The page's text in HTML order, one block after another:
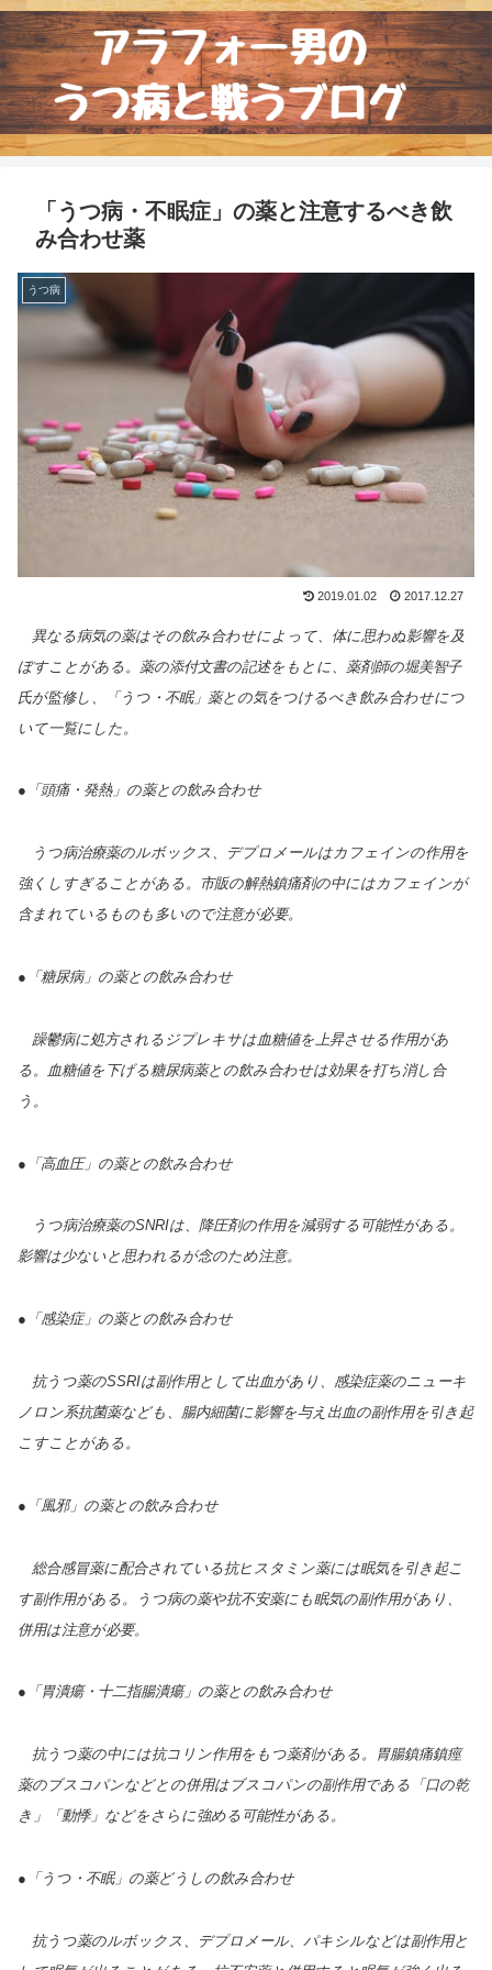
「うつ病・不眠症」の薬と注意するべき飲
み合わせ薬
うつ病
2019.01.02 2017.12.27
異なる病気の薬はその飲み合わせによって、体に思わぬ影響を及
ぼすことがある。薬の添付文書の記述をもとに、薬剤師の堀美智子
氏が監修し、「うつ・不眠」薬との気をつけるべき飲み合わせにつ
いて一覧にした。
●「頭痛・発熱」の薬との飲み合わせ
うつ病治療薬のルボックス、デプロメールはカフェインの作用を
強くしすぎることがある。市販の解熱鎮痛剤の中にはカフェインが
含まれているものも多いので注意が必要。
●「糖尿病」の薬との飲み合わせ
躁鬱病に処方されるジプレキサは血糖値を上昇させる作用があ
る。血糖値を下げる糖尿病薬との飲み合わせは効果を打ち消し合
う。
●「高血圧」の薬との飲み合わせ
うつ病治療薬のSNRIは、降圧剤の作用を減弱する可能性がある。
影響は少ないと思われるが念のため注意。
●「感染症」の薬との飲み合わせ
抗うつ薬のSSRIは副作用として出血があり、感染症薬のニューキ
ノロン系抗菌薬なども、腸内細菌に影響を与え出血の副作用を引き起
こすことがある。
●「風邪」の薬との飲み合わせ
総合感冒薬に配合されている抗ヒスタミン薬には眠気を引き起こ
す副作用がある。うつ病の薬や抗不安薬にも眠気の副作用があり、
併用は注意が必要。
●「胃潰瘍・十二指腸潰瘍」の薬との飲み合わせ
抗うつ薬の中には抗コリン作用をもつ薬剤がある。胃腸鎮痛鎮痙
薬のブスコパンなどとの併用はブスコパンの副作用である「口の乾
き」「動悸」などをさらに強める可能性がある。
●「うつ・不眠」の薬どうしの飲み合わせ
抗うつ薬のルボックス、デプロメール、パキシルなどは副作用と